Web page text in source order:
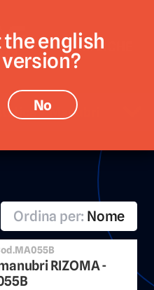
MARCHE
› Manubri
Ordina per: Nome
RIZOMA -
the english
No